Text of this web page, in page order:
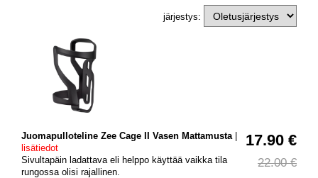
järjestys:
17.90 €
22.00 €
Juomapulloteline Zee Cage II Vasen Mattamusta |
lisätiedot
Sivultapäin ladattava eli helppo käyttää vaikka tila
rungossa olisi rajallinen.